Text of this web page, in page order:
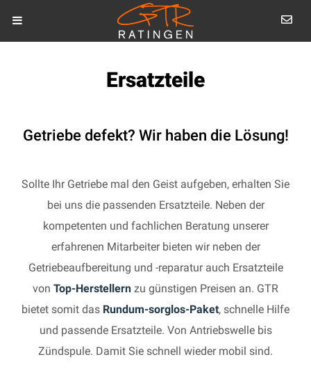
Ersatzteile
Getriebe defekt? Wir haben die Lösung!
Sollte Ihr Getriebe mal den Geist aufgeben, erhalten Sie
bei uns die passenden Ersatzteile. Neben der
kompetenten und fachlichen Beratung unserer
erfahrenen Mitarbeiter bieten wir neben der
Getriebeaufbereitung und -reparatur auch Ersatzteile
von Top-Herstellern zu günstigen Preisen an. GTR
bietet somit das Rundum-sorglos-Paket, schnelle Hilfe
und passende Ersatzteile. Von Antriebswelle bis
Zündspule. Damit Sie schnell wieder mobil sind.